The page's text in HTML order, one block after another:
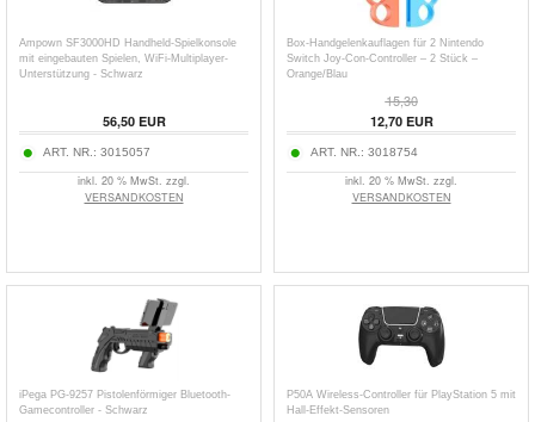
Ampown SF3000HD Handheld-Spielkonsole
mit eingebauten Spielen, WiFi-Multiplayer-
Unterstützung - Schwarz
56,50EUR
ART. NR.: 3015057
inkl. 20 % MwSt. zzgl.
VERSANDKOSTEN
Box-Handgelenkauflagen für 2 Nintendo
Switch Joy-Con-Controller – 2 Stück –
Orange/Blau
15,30
12,70EUR
ART. NR.: 3018754
inkl. 20 % MwSt. zzgl.
VERSANDKOSTEN
iPega PG-9257 Pistolenförmiger Bluetooth-
Gamecontroller - Schwarz
P50A Wireless-Controller für PlayStation 5 mit
Hall-Effekt-Sensoren